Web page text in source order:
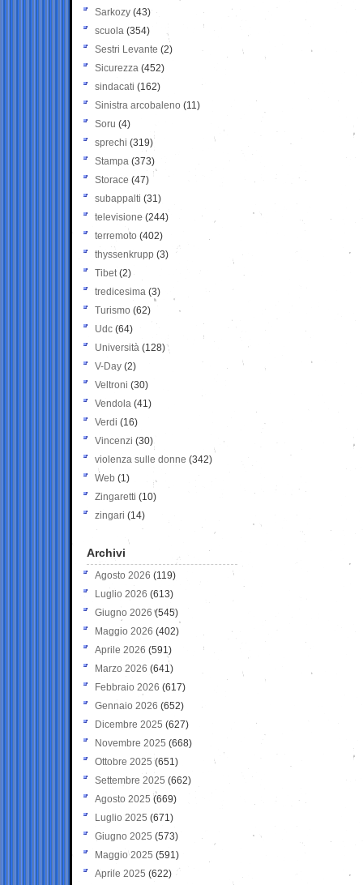
Sarkozy (43)
scuola (354)
Sestri Levante (2)
Sicurezza (452)
sindacati (162)
Sinistra arcobaleno (11)
Soru (4)
sprechi (319)
Stampa (373)
Storace (47)
subappalti (31)
televisione(244)
terremoto (402)
thyssenkrupp (3)
Tibet(2)
tredicesima (3)
Turismo (62)
Udc (64)
Università (128)
V-Day (2)
Veltroni (30)
Vendola (41)
Verdi (16)
Vincenzi (30)
violenza sulle donne (342)
Web (1)
Zingaretti (10)
zingari (14)
Archivi
Agosto 2026 (119)
Luglio 2026 (613)
Giugno 2026 (545)
Maggio 2026 (402)
Aprile 2026 (591)
Marzo 2026 (641)
Febbraio 2026 (617)
Gennaio 2026 (652)
Dicembre 2025 (627)
Novembre 2025 (668)
Ottobre 2025 (651)
Settembre 2025 (662)
Agosto 2025 (669)
Luglio 2025 (671)
Giugno 2025 (573)
Maggio 2025 (591)
Aprile 2025 (622)